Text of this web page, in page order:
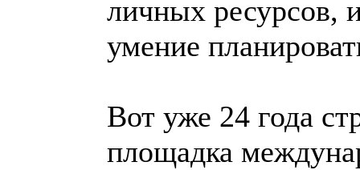
личных ресурсов,
умение
Вот уже 24 года
площадка